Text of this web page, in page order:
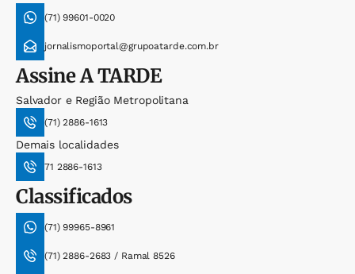
(71) 99601-0020
jornalismoportal@grupoatarde.com.br
AssineA TARDE
Salvador e Região Metropolitana
(71) 2886-1613
Demais localidades
71 2886-1613
Classificados
(71) 99965-8961
(71) 2886-2683 / Ramal 8526